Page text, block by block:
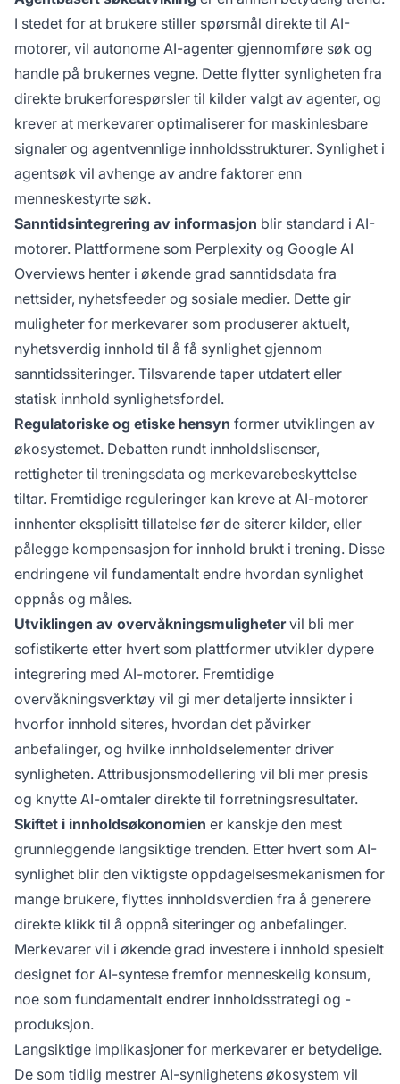
I stedet for at brukere stiller spørsmål direkte til AI-
motorer, vil autonome AI-agenter gjennomføre søk og
handle på brukernes vegne. Dette flytter synligheten fra
direkte brukerforespørsler til kilder valgt av agenter, og
krever at merkevarer optimaliserer for maskinlesbare
signaler og agentvennlige innholdsstrukturer. Synlighet i
agentsøk vil avhenge av andre faktorer enn
menneskestyrte søk.
Sanntidsintegrering av informasjon blir standard i AI-
motorer. Plattformene som Perplexity og Google AI
Overviews henter i økende grad sanntidsdata fra
nettsider, nyhetsfeeder og sosiale medier. Dette gir
muligheter for merkevarer som produserer aktuelt,
nyhetsverdig innhold til å få synlighet gjennom
sanntidssiteringer. Tilsvarende taper utdatert eller
statisk innhold synlighetsfordel.
Regulatoriske og etiske hensyn former utviklingen av
økosystemet. Debatten rundt innholdslisenser,
rettigheter til treningsdata og merkevarebeskyttelse
tiltar. Fremtidige reguleringer kan kreve at AI-motorer
innhenter eksplisitt tillatelse før de siterer kilder, eller
pålegge kompensasjon for innhold brukt i trening. Disse
endringene vil fundamentalt endre hvordan synlighet
oppnås og måles.
Utviklingen av overvåkningsmulighetervil bli mer
sofistikerte etter hvert som plattformer utvikler dypere
integrering med AI-motorer. Fremtidige
overvåkningsverktøy vil gi mer detaljerte innsikter i
hvorfor innhold siteres, hvordan det påvirker
anbefalinger, og hvilke innholdselementer driver
synligheten. Attribusjonsmodellering vil bli mer presis
og knytte AI-omtaler direkte til forretningsresultater.
Skiftet i innholdsøkonomien er kanskje den mest
grunnleggende langsiktige trenden. Etter hvert som AI-
synlighet blir den viktigste oppdagelsesmekanismen for
mange brukere, flyttes innholdsverdien fra å generere
direkte klikk til å oppnå siteringer og anbefalinger.
Merkevarer vil i økende grad investere i innhold spesielt
designet for AI-syntese fremfor menneskelig konsum,
noe som fundamentalt endrer innholdsstrategi og -
produksjon.
Langsiktige implikasjoner for merkevarer er betydelige.
De som tidlig mestrer AI-synlighetens økosystem vil